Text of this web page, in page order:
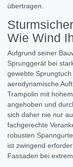
übertragen.
Wie Wind
Aufgrund seiner
Sprunggerät bei
gewebte
aerodynamische
Trampolin mit
angehoben und
sich daher nie nur
fachgerechte
robusten
ist zwingend
Fassaden bei